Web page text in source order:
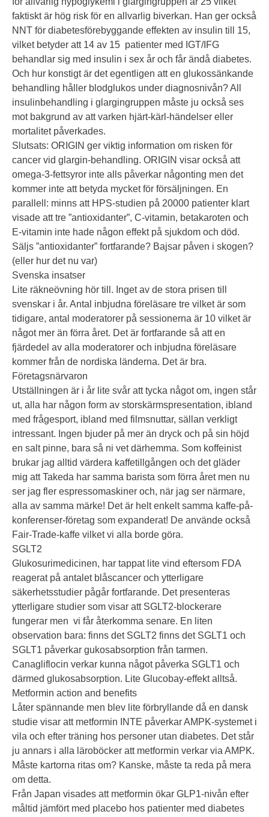
faktiskt är hög risk för en allvarlig biverkan. Han ger också
NNT för diabetesförebyggande effekten av insulin till 15,
vilket betyder att 14 av 15 patienter med IGT/IFG
behandlar sig med insulin i sex år och får ändå diabetes.
Och hur konstigt är det egentligen att en glukossänkande
behandling håller blodglukos under diagnosnivån? All
insulinbehandling i glargingruppen måste ju också ses
mot bakgrund av att varken hjärt-kärl-händelser eller
mortalitet påverkades.
Slutsats: ORIGIN ger viktig information om risken för
cancer vid glargin-behandling. ORIGIN visar också att
omega-3-fettsyror inte alls påverkar någonting men det
kommer inte att betyda mycket för försäljningen. En
parallell: minns att HPS-studien på 20000 patienter klart
visade att tre ”antioxidanter”, C-vitamin, betakaroten och
E-vitamin inte hade någon effekt på sjukdom och död.
Säljs ”antioxidanter” fortfarande? Bajsar påven i skogen?
(eller hur det nu var)
Svenska insatser
Lite räkneövning hör till. Inget av de stora prisen till
svenskar i år. Antal inbjudna föreläsare tre vilket är som
tidigare, antal moderatorer på sessionerna är 10 vilket är
något mer än förra året. Det är fortfarande så att en
fjärdedel av alla moderatorer och inbjudna föreläsare
kommer från de nordiska länderna. Det är bra.
Företagsnärvaron
Utställningen är i år lite svår att tycka något om, ingen står
ut, alla har någon form av storskärmspresentation, ibland
med frågesport, ibland med filmsnuttar, sällan verkligt
intressant. Ingen bjuder på mer än dryck och på sin höjd
en salt pinne, bara så ni vet därhemma. Som koffeinist
brukar jag alltid värdera kaffetillgången och det gläder
mig att Takeda har samma barista som förra året men nu
ser jag fler espressomaskiner och, när jag ser närmare,
alla av samma märke! Det är helt enkelt samma kaffe-på-
konferenser-företag som expanderat! De använde också
Fair-Trade-kaffe vilket vi alla borde göra.
SGLT2
Glukosurimedicinen, har tappat lite vind eftersom FDA
reagerat på antalet blåscancer och ytterligare
säkerhetsstudier pågår fortfarande. Det presenteras
ytterligare studier som visar att SGLT2-blockerare
fungerar men vi får återkomma senare. En liten
observation bara: finns det SGLT2 finns det SGLT1 och
SGLT1 påverkar gukosabsorption från tarmen.
Canagliflocin verkar kunna något påverka SGLT1 och
därmed glukosabsorption. Lite Glucobay-effekt alltså.
Metformin action and benefits
Låter spännande men blev lite förbryllande då en dansk
studie visar att metformin INTE påverkar AMPK-systemet i
vila och efter träning hos personer utan diabetes. Det står
ju annars i alla läroböcker att metformin verkar via AMPK.
Måste kartorna ritas om? Kanske, måste ta reda på mera
om detta.
Från Japan visades att metformin ökar GLP1-nivån efter
måltid jämfört med placebo hos patienter med diabetes